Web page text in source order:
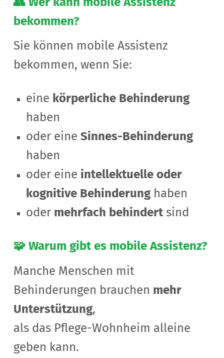
bekommen?
Sie können mobile Assistenz
bekommen, wenn Sie:
eine körperliche Behinderung
haben
oder eine Sinnes-Behinderung
haben
oder eine intellektuelle oder
kognitive Behinderunghaben
oder mehrfach behindertsind
🧩 Warum gibt es mobile Assistenz?
Manche Menschen mit
Behinderungen brauchen mehr
Unterstützung,
als das Pflege-Wohnheim alleine
geben kann.